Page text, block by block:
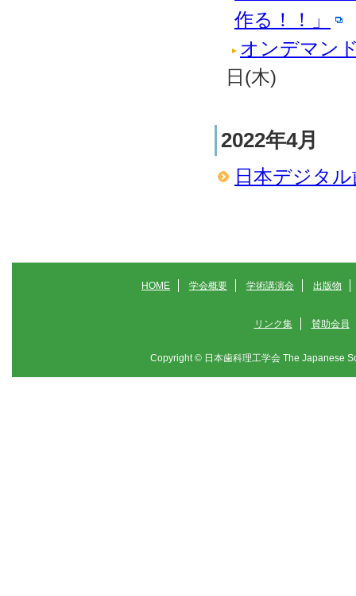
作る！！」
オンデマン
日(木)
2022年4月
日本デジタ
HOME 学会概要 学術講演会 出版物
リンク集 賛助会員
Copyright © 日本歯科理工学会 The Japanese